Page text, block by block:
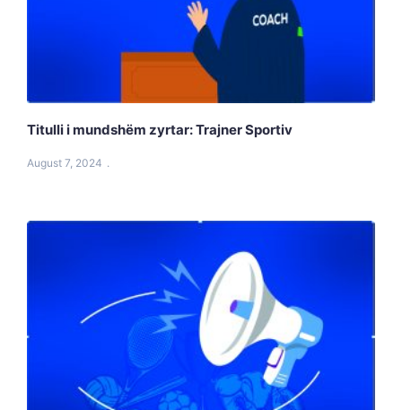
Titulli i mundshëm zyrtar: Trajner Sportiv
August 7, 2024